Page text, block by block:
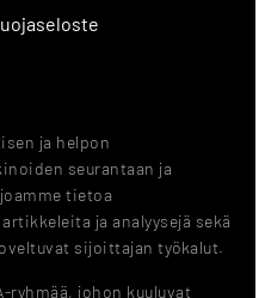
ja helpon
seurantaan ja
tietoa
ja analyysejä sekä
sijoittajan työkalut.
ryhmää, johon kuuluvat